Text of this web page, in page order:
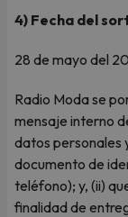
4) Fecha del
28 de mayo del
Radio Moda se
mensaje interno
datos personales
documento de
teléfono); y, (ii)
finalidad de